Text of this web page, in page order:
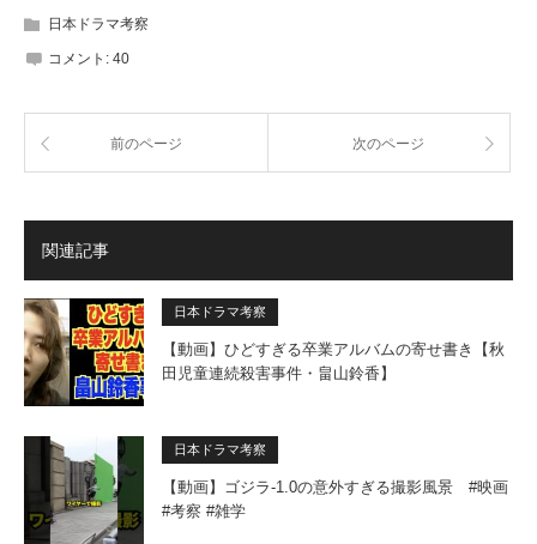
日本ドラマ考察
コメント: 40
前のページ 次のページ
関連記事
日本ドラマ考察
【動画】ひどすぎる卒業アルバムの寄せ書き【秋
田児童連続殺害事件・畠山鈴香】
日本ドラマ考察
【動画】ゴジラ-1.0の意外すぎる撮影風景 #映画
#考察 #雑学